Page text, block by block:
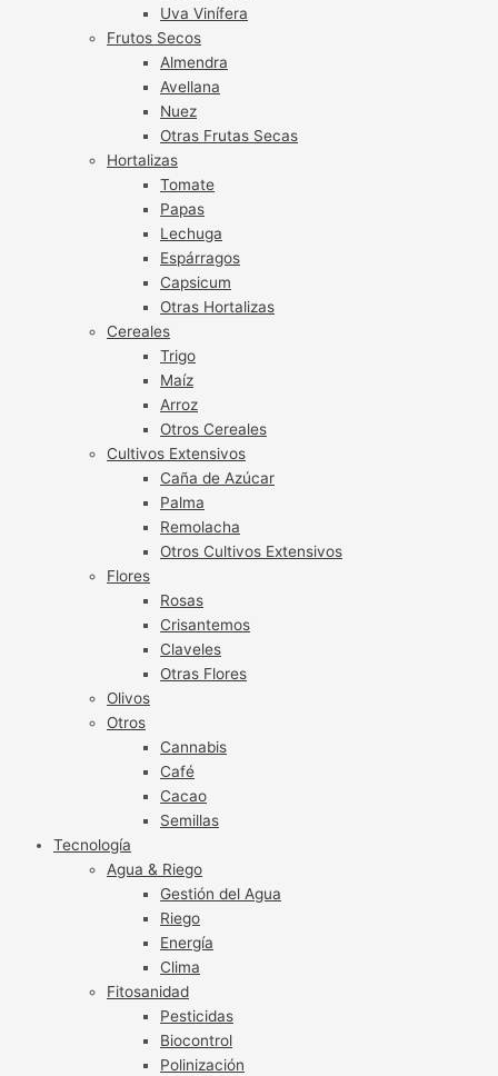
Uva Vinífera
Frutos Secos
Almendra
Avellana
Nuez
Otras Frutas Secas
Hortalizas
Tomate
Papas
Lechuga
Espárragos
Capsicum
Otras Hortalizas
Cereales
Trigo
Maíz
Arroz
Otros Cereales
Cultivos Extensivos
Caña de Azúcar
Palma
Remolacha
Otros Cultivos Extensivos
Flores
Rosas
Crisantemos
Claveles
Otras Flores
Olivos
Otros
Cannabis
Café
Cacao
Semillas
Tecnología
Agua & Riego
Gestión del Agua
Riego
Energía
Clima
Fitosanidad
Pesticidas
Biocontrol
Polinización